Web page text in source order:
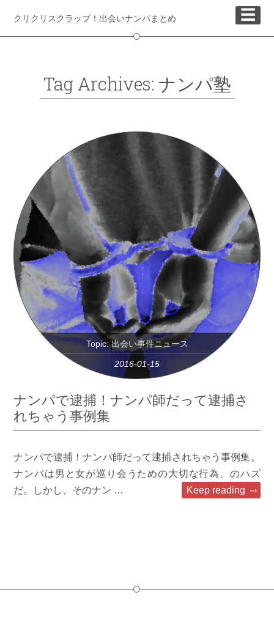
クリクリスクラップ！出会いナンパまとめ ☰
Tag Archives: ナンパ塾
Topic:出会い事件ニュース
2016-01-15
ナンパで逮捕！ナンパ師だって逮捕さ
れちゃう事例集
ナンパで逮捕！ナンパ師だって逮捕されちゃう事例集。
ナンパは男と女が巡り会うための大切な行為、のハズ
だ。しかし、そのナン …
Keep reading